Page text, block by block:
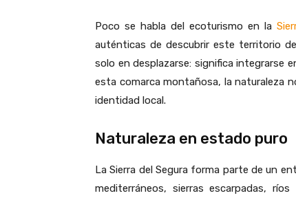
Poco se habla del ecoturismo en la
auténticas de descubrir este territorio
solo en desplazarse: significa integrarse
esta comarca montañosa, la naturaleza
identidad local.
Naturaleza en estado puro
La Sierra del Segura forma parte de un
mediterráneos, sierras escarpadas,